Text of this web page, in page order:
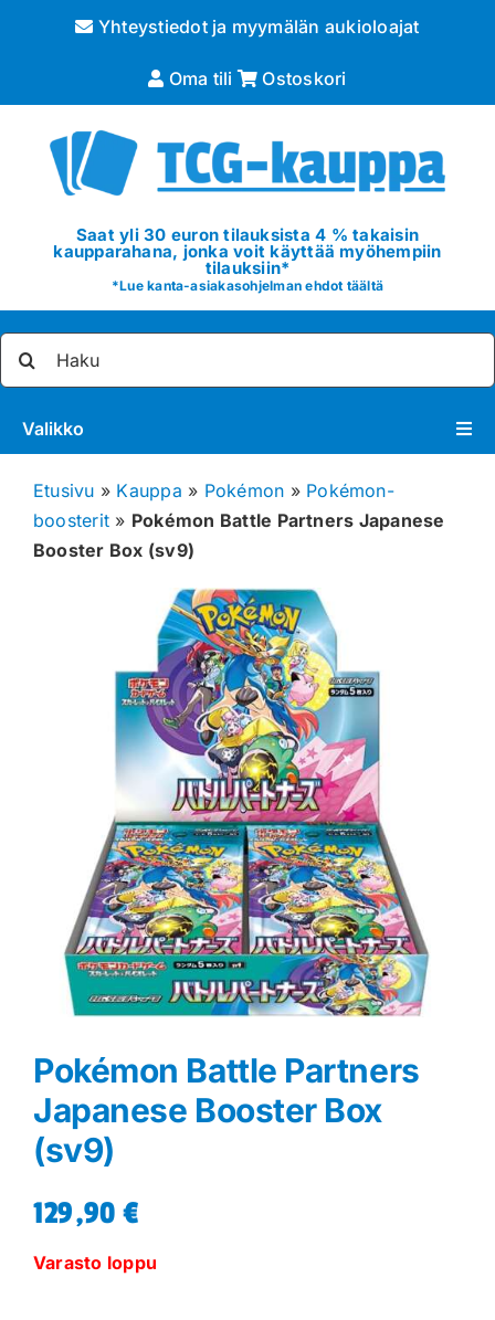
Yhteystiedot ja myymälän aukioloajat
Oma tili Ostoskori
Saat yli 30 euron tilauksista 4 % takaisin
kaupparahana, jonka voit käyttää myöhempiin
tilauksiin*
*Lue kanta-asiakasohjelman ehdot täältä
Valikko
Pokémon
Greidatut kortit
Rip & Ship
Greidauspalvelu
Etusivu » Kauppa » Pokémon » Pokémon-
boosterit » Pokémon Battle Partners Japanese
Booster Box (sv9)
Pokémon Battle Partners
Japanese Booster Box
(sv9)
129,90 €
Varasto loppu